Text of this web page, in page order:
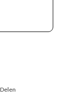
Delen